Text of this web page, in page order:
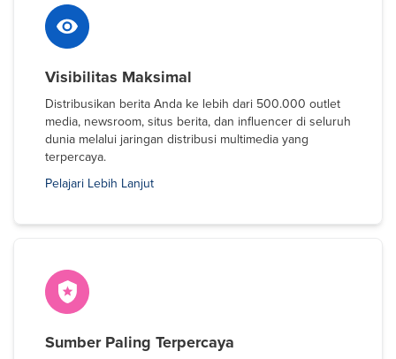
Visibilitas Maksimal
Distribusikan berita Anda ke lebih dari 500.000 outlet
media, newsroom, situs berita, dan influencer di seluruh
dunia melalui jaringan distribusi multimedia yang
terpercaya.
Pelajari Lebih Lanjut
Sumber Paling Terpercaya